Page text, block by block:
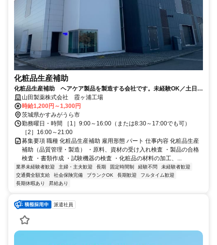
化粧品生産補助
化粧品生産補助 ヘアケア製品を製造する会社です。未経験OK／土日祝
休み／年間休日120日以上
山田製薬株式会社 霞ヶ浦工場
時給1,200円～1,300円
茨城県かすみがうら市
勤務曜日・時間 ［1］9:00～16:00（または8:30～17:00でも可）
［2］16:00～21:00
募集要項 職種 化粧品生産補助 雇用形態 パート 仕事内容 化粧品生産
補助（品質管理・製造） ・原料、資材の受け入れ検査 ・製品の合格
検査 ・書類作成 ・試験機器の検査 ・化粧品の材料の加工、...
業界未経験者歓迎 主婦・主夫歓迎 長期 固定時間制 経験不問
未経験者歓迎
交通費全額支給
社会保険完備 ブランクOK 長期歓迎
フルタイム歓迎
長期休暇あり
昇給あり
派遣社員